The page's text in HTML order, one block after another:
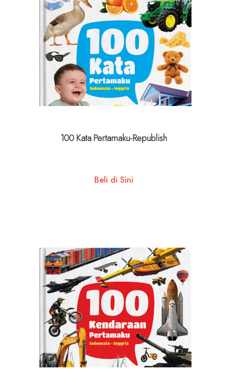
100 Kata Pertamaku-Republish
Beli di Sini